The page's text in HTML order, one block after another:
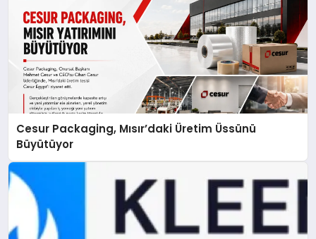
Cesur Packaging, Mısır’daki Üretim Üssünü
Büyütüyor